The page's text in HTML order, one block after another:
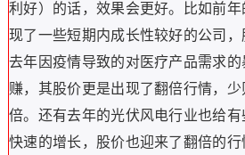
利好）的话，效果会更好。比如前
现了一些短期内成长性较好的公司
去年因疫情导致的对医疗产品需求
赚，其股价更是出现了翻倍行情，
倍。还有去年的光伏风电行业也给
快速的增长，股价也迎来了翻倍的行